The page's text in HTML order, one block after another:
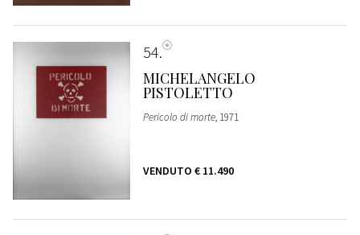
54
MICHELANGELO
PISTOLETTO
Pericolo di morte, 1971
VENDUTO € 11.490